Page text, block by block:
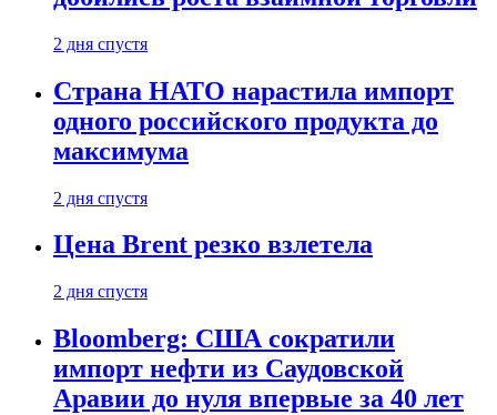
2 дня спустя
Страна НАТО нарастила импорт
одного российского продукта до
максимума
2 дня спустя
Цена Brent резко взлетела
2 дня спустя
Bloomberg: США сократили
импорт нефти из Саудовской
Аравии до нуля впервые за 40 лет